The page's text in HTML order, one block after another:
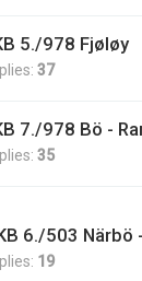
5./978 Fjøløy
37
7./978 Bö -
35
6./503 Närbö
19